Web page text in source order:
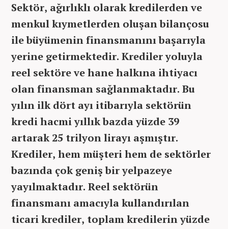
Sektör, ağırlıklı olarak kredilerden ve
menkul kıymetlerden oluşan bilançosu
ile büyümenin finansmanını başarıyla
yerine getirmektedir. Krediler yoluyla
reel sektöre ve hane halkına ihtiyacı
olan finansman sağlanmaktadır. Bu
yılın ilk dört ayı itibarıyla sektörün
kredi hacmi yıllık bazda yüzde 39
artarak 25 trilyon lirayı aşmıştır.
Krediler, hem müşteri hem de sektörler
bazında çok geniş bir yelpazeye
yayılmaktadır. Reel sektörün
finansmanı amacıyla kullandırılan
ticari krediler, toplam kredilerin yüzde